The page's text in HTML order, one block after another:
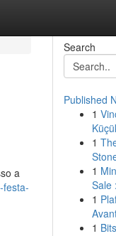
a
festa-
Search
Published
1
1
1
Sale
1
1